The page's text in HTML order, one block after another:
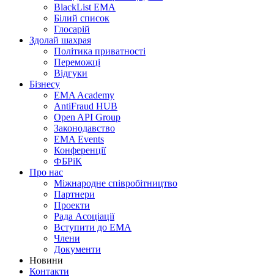
BlackList EMA
Білий список
Глосарій
Здолай шахрая
Політика приватності
Переможцi
Відгуки
Бізнесу
EMA Academy
AntiFraud HUB
Open API Group
Законодавство
EMA Events
Конференції
ФБРіК
Про нас
Міжнародне співробітництво
Партнери
Проекти
Рада Асоціації
Вступити до ЕМА
Члени
Документи
Новини
Контакти